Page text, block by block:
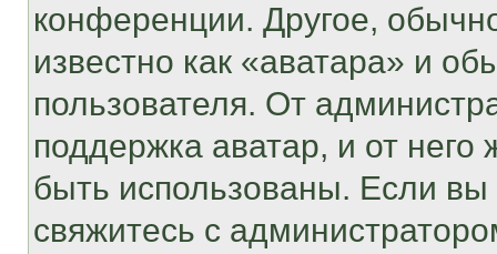
конференции. Другое,
известно как «аватара» и
пользователя. От
поддержка аватар, и от него
быть использованы. Если
свяжитесь с